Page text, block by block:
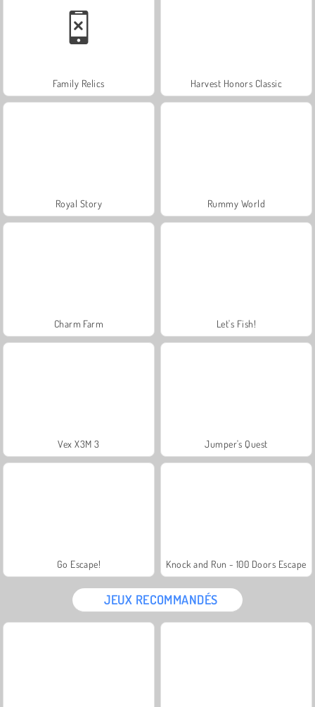
Family Relics Harvest Honors Classic
Royal Story Rummy World
Charm Farm Let's Fish!
Vex X3M 3 Jumper's Quest
Go Escape! Knock and Run - 100 Doors Escape
JEUX RECOMMANDÉS